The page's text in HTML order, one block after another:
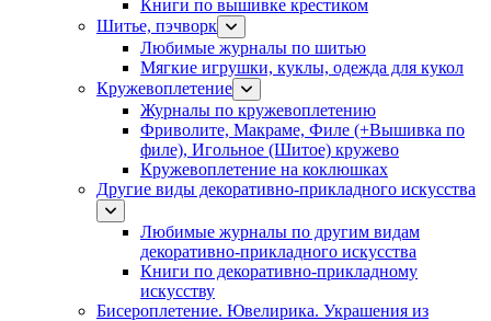
Книги по вышивке крестиком
Шитье, пэчворк
Любимые журналы по шитью
Мягкие игрушки, куклы, одежда для кукол
Кружевоплетение
Журналы по кружевоплетению
Фриволите, Макраме, Филе (+Вышивка по
филе), Игольное (Шитое) кружево
Кружевоплетение на коклюшках
Другие виды декоративно-прикладного искусства
Любимые журналы по другим видам
декоративно-прикладного искусства
Книги по декоративно-прикладному
искусству
Бисероплетение. Ювелирика. Украшения из